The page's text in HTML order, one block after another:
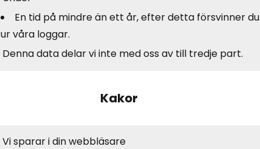
En tid på mindre än ett år, efter detta försvinner du
ur våra loggar.
Denna data delar vi inte med oss av till tredje part.
Kakor
Vi sparar i din webbläsare